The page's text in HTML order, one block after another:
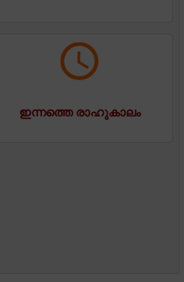
ഇന്നത്തെ രാഹുകാലം